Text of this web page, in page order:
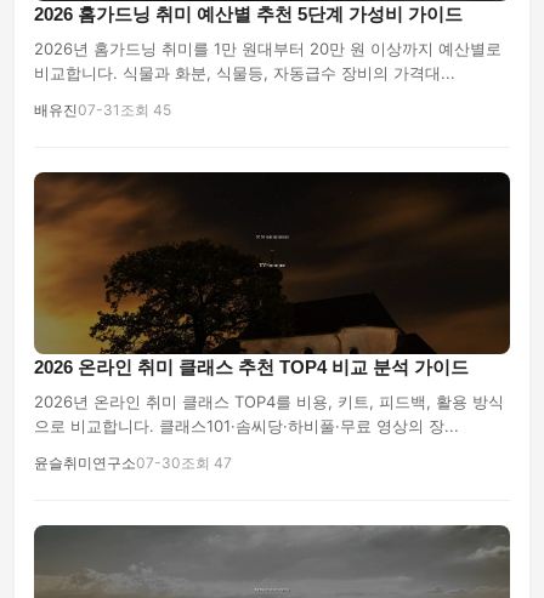
2026 홈가드닝 취미 예산별 추천 5단계 가성비 가이드
2026년 홈가드닝 취미를 1만 원대부터 20만 원 이상까지 예산별로
비교합니다. 식물과 화분, 식물등, 자동급수 장비의 가격대...
배유진07-31 조회 45
2026 온라인 취미 클래스 추천 TOP4 비교 분석 가이드
2026년 온라인 취미 클래스 TOP4를 비용, 키트, 피드백, 활용 방식
으로 비교합니다. 클래스101·솜씨당·하비풀·무료 영상의 장...
윤슬취미연구소07-30조회 47